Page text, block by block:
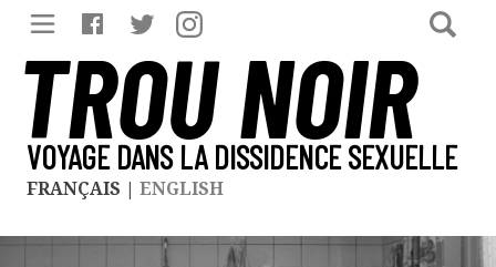
TROU NOIR
VOYAGE DANS LA DISSIDENCE SEXUELLE
FRANÇAIS | ENGLISH